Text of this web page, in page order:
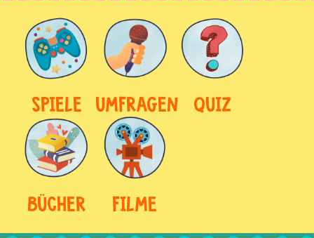
SPIELE UMFRAGEN QUIZ
BÜCHER FILME